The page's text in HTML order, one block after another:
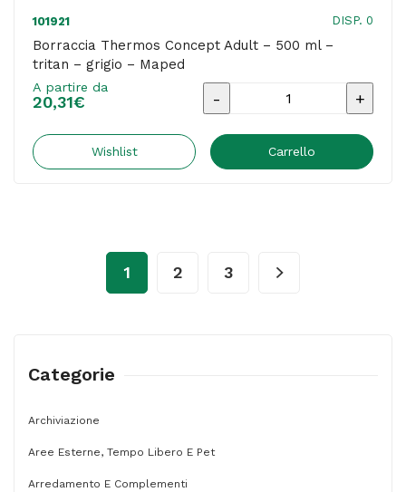
101921 DISP. 0
Borraccia Thermos Concept Adult – 500 ml –
tritan – grigio – Maped
A partire da
20,31€
Borraccia
Concept
quantità
Wishlist Carrello
1 2 3
Categorie
Archiviazione
Aree Esterne, Tempo Libero E Pet
Arredamento E Complementi